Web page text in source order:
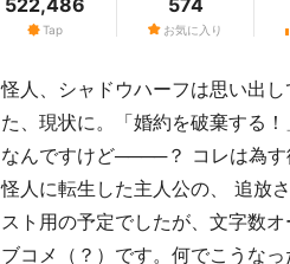
Tap
522,486
お気に入り
574
怪人、シャドウハーフは思い出
た、現状に。「婚約を破棄する
なんですけど────？ コレは為
怪人に転生した主人公の、 追放
スト用の予定でしたが、文字数
ブコメ（？）です。何でこうな